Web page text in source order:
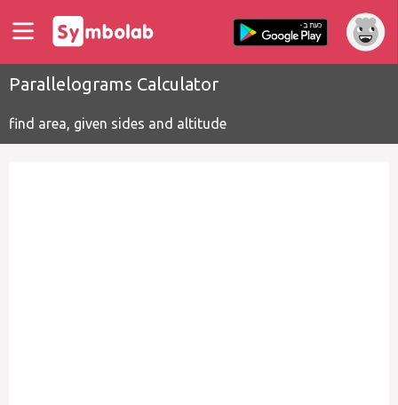
Parallelograms Calculator
find area, given sides and altitude